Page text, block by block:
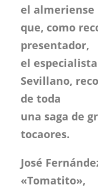
el
que, como
presentador,
el
Sevillano,
de toda
una saga de
tocaores.
José
«Tomatito»,